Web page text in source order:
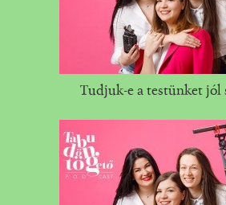
Tudjuk-e a testünket jól